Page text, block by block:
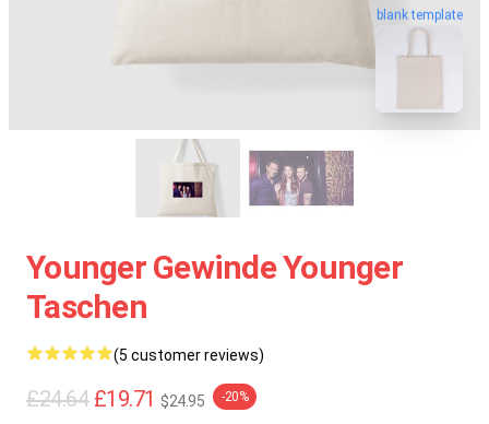
blank template
Younger Gewinde Younger
Taschen
(5 customer reviews)
£24.64 £19.71 $24.95 -20%